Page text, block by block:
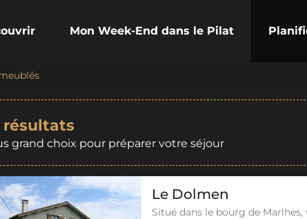
Mon Week-End dans le Pilat
résultats
grand choix pour préparer votre séjour
Le Dolmen
Situé dans le bourg de